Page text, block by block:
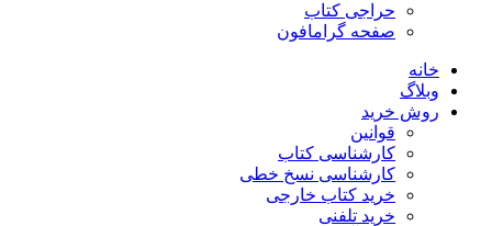
حراجی کتاب
صفحه گرامافون
خانه
وبلاگ
روش خرید
قوانین
کارشناسی کتاب
کارشناسی نسخ خطی
خرید کتاب خارجی
خرید تلفنی